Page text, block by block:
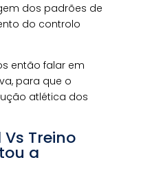
dos padrões de
do controlo
então falar em
para que o
atlética dos
Treino
a